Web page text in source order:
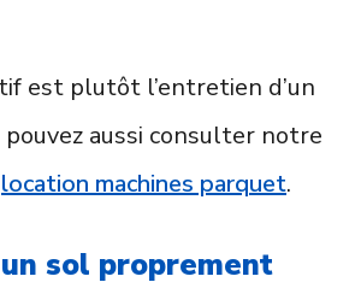
est plutôt l’entretien d’un
aussi consulter notre
location machines parquet.
sol proprement